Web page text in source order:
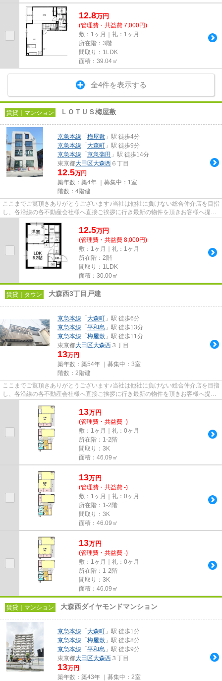
12.8万円
(管理費・共益費 7,000円)
敷：1ヶ月｜礼：1ヶ月
所在階：3階
間取り：1LDK
面積：39.04㎡
全4件を表示する
賃貸｜マンション ＬＯＴＵＳ梅屋敷
京急本線 「 梅屋敷 」駅 徒歩4分
京急本線 「 大森町 」駅 徒歩9分
京急本線 「 京急蒲田 」駅 徒歩14分
東京都大田区大森西 ６丁目
12.5万円
築年数：築4年 ｜募集中： 1室
階数：4階建
ここまでご覧頂きありがとうございます♪当社は他社に負けない総合仲介店を目指
し、各沿線の各不動産会社様へ直接ご挨拶に行き最新の物件を頂きお客様へ提供
しております！最新の情報は...
12.5万円
(管理費・共益費 8,000円)
敷：1ヶ月｜礼：1ヶ月
所在階：2階
間取り：1LDK
面積：30.00㎡
賃貸｜タウン 大森西3丁目戸建
京急本線 「 大森町 」駅 徒歩6分
京急本線 「 平和島 」駅 徒歩13分
京急本線 「 梅屋敷 」駅 徒歩11分
東京都大田区大森西 ３丁目
13万円
築年数：築54年 ｜募集中： 3室
階数：2階建
ここまでご覧頂きありがとうございます♪当社は他社に負けない総合仲介店を目指
し、各沿線の各不動産会社様へ直接ご挨拶に行き最新の物件を頂きお客様へ提供
13万円
(管理費・共益費 -)
敷：1ヶ月｜礼：0ヶ月
所在階：1-2階
間取り：3K
面積：46.09㎡
13万円
(管理費・共益費 -)
敷：1ヶ月｜礼：0ヶ月
所在階：1-2階
間取り：3K
面積：46.09㎡
13万円
(管理費・共益費 -)
敷：1ヶ月｜礼：0ヶ月
所在階：1-2階
間取り：3K
面積：46.09㎡
賃貸｜マンション 大森西ダイヤモンドマンション
京急本線 「 大森町 」駅 徒歩1分
京急本線 「 梅屋敷 」駅 徒歩8分
京急本線 「 平和島 」駅 徒歩9分
東京都大田区大森西 ３丁目
13万円
築年数：築43年 ｜募集中： 2室